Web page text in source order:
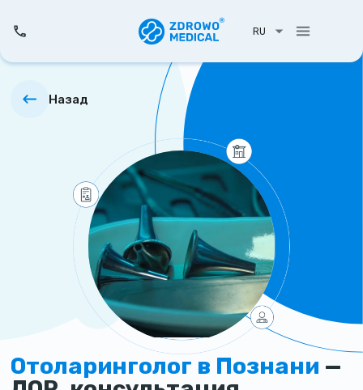
RU
Назад
Отоларинголог в Познани —